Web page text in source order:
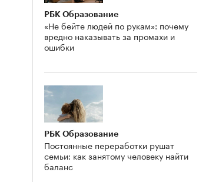
РБК Образование
«Не бейте людей по рукам»: почему
вредно наказывать за промахи и
ошибки
РБК Образование
Постоянные переработки рушат
семьи: как занятому человеку найти
баланс